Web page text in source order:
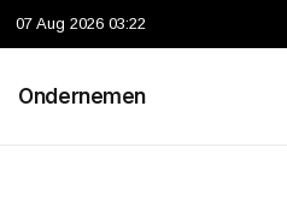
07 Aug 2026 03:22
Ondernemen